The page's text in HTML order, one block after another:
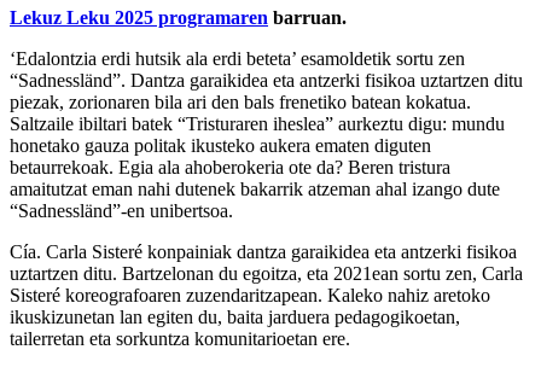
Lekuz Leku 2025 programaren barruan.
‘Edalontzia erdi hutsik ala erdi beteta’ esamoldetik sortu zen
“Sadnessländ”. Dantza garaikidea eta antzerki fisikoa uztartzen ditu
piezak, zorionaren bila ari den bals frenetiko batean kokatua.
Saltzaile ibiltari batek “Tristuraren iheslea” aurkeztu digu: mundu
honetako gauza politak ikusteko aukera ematen diguten
betaurrekoak. Egia ala ahoberokeria ote da? Beren tristura
amaitutzat eman nahi dutenek bakarrik atzeman ahal izango dute
“Sadnessländ”-en unibertsoa.
Cía. Carla Sisteré konpainiak dantza garaikidea eta antzerki fisikoa
uztartzen ditu. Bartzelonan du egoitza, eta 2021ean sortu zen, Carla
Sisteré koreografoaren zuzendaritzapean. Kaleko nahiz aretoko
ikuskizunetan lan egiten du, baita jarduera pedagogikoetan,
tailerretan eta sorkuntza komunitarioetan ere.